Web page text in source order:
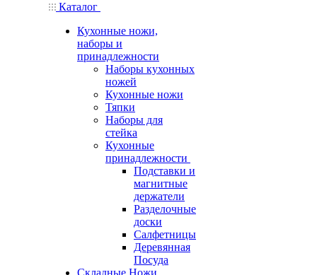
Каталог
Кухонные ножи,
наборы и
принадлежности
Наборы кухонных
ножей
Кухонные ножи
Тяпки
Наборы для
стейка
Кухонные
принадлежности
Подставки и
магнитные
держатели
Разделочные
доски
Салфетницы
Деревянная
Посуда
Складные Ножи